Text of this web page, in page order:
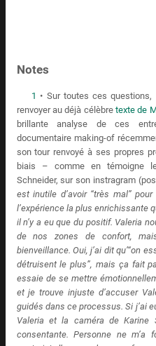
Notes
1 • Sur toutes ces
renvoyer au déjà célèbre texte de
brillante analyse de ces
documentaire making-of
son tour renvoyé à ses propres
biais – comme en témoigne
Schneider, sur son instragram
est inutile d’avoir “très mal”
l’expérience la plus enrichissante
il n’y a eu que du positif. Valeria
de nos zones de confort,
bienveillance. Oui, j’ai dit qu’“on
détruisent le plus”, mais ça fait
essaie de se mettre
et je trouve injuste d’accuser
guidés dans ce processus. Si j’ai
Valeria et la caméra de Karine
consentante. Personne ne